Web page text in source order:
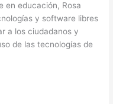
en educación, Rosa
y software libres
a los ciudadanos y
de las tecnologías de